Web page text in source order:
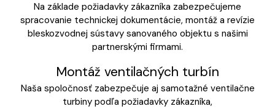
Na základe požiadavky zákazníka zabezpečujeme
spracovanie technickej dokumentácie, montáž a revízie
bleskozvodnej sústavy sanovaného objektu s našimi
partnerskými firmami.
Montáž ventilačných turbín
Naša spoločnosť zabezpečuje aj samotažné ventilačne
turbiny podľa požiadavky zákazníka,